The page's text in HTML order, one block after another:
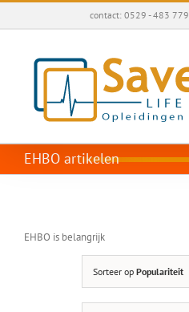
Ga
contact: 0529 - 483 779
EHBO artikelen
EHBO is belangrijk
Sorteer op Populariteit